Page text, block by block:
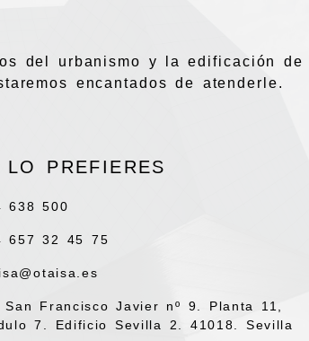
del urbanismo y la edificación de
encantados de atenderle.
PREFIERES
638 500
657 32 45 75
San Francisco Javier nº 9. Planta 11,
7. Edificio Sevilla 2. 41018. Sevilla